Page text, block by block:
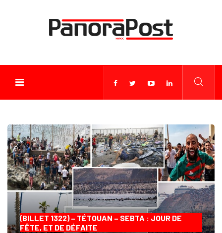
(BILLET 1322) – TÉTOUAN – SEBTA : JOUR DE
FÊTE, ET DE DÉFAITE